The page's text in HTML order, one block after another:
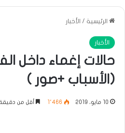
الرئيسية / الأخبار
الأخبار
حالات إغماء داخل
(الأسباب +صور )
10 مايو، 2019 1٬466 أقل من دقيقة